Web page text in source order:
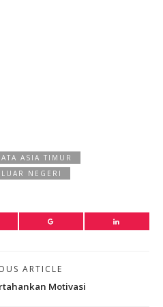
ASIA TIMUR
NEGERI
ARTICLE
Motivasi